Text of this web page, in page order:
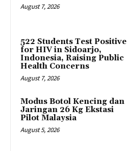
August 7, 2026
522 Students Test Positive
for HIV in Sidoarjo,
Indonesia, Raising Public
Health Concerns
August 7, 2026
Modus Botol Kencing dan
Jaringan 26 Kg Ekstasi
Pilot Malaysia
August 5, 2026